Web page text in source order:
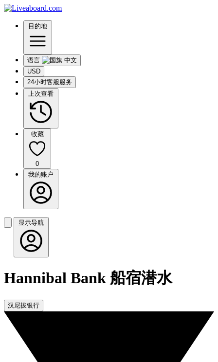
目的地
语言
USD
24小时客服服务
上次查看
收藏
0
我的账户
显示导航
Hannibal Bank 船宿潜水
汉尼拔银行